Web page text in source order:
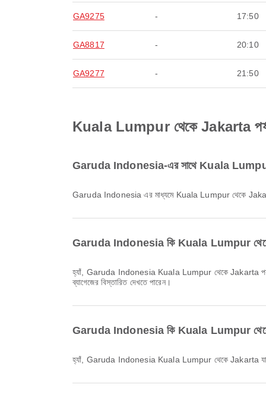
GA9275 - 17:50
GA8817 - 20:10
GA9277 - 21:50
Kuala Lumpur থেকে Jakarta
Garuda Indonesia-এর সাথে Kuala Lumpur
Garuda Indonesia এর মাধ্যমে Kuala Lumpur থেকে Jakarta
Garuda Indonesia কি Kuala Lumpur থেকে
হ্যাঁ, Garuda Indonesia Kuala Lumpur থেকে Jakarta পর্যন্ত ডমেস্টিক & আন্তর্জাতিক ফ্লাইটের জন্য ব্যাগেজ সুবিধা প্রদান করে। টিকিটের ধরন ও গন্তব্য অনুযায়ী বিস্তারিত ভিন্ন হতে পারে। বুকিংয়ের সময় Airpaz-এ
ব্যাগেজের বিস্তারিত দেখতে পারেন।
Garuda Indonesia কি Kuala Lumpur থেকে
হ্যাঁ, Garuda Indonesia Kuala Lumpur থেকে Jakarta